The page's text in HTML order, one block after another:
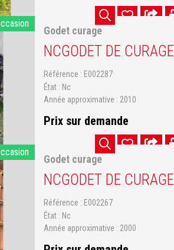
Occasion
Godet curage
NCGODET DE CURAGE
Référence
E002287
État
Nc
Année approximative
2010
Prix sur demande
Occasion
Godet curage
NCGODET DE CURAGE
Référence
E002267
État
Nc
Année approximative
2000